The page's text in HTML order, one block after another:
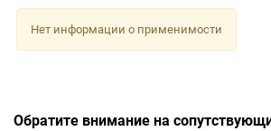
Нет информации о применимости
Обратите внимание на